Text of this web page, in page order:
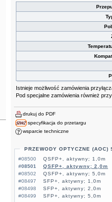
Istnieje możliwość zamówienia
Pod specjalne zamówienia również
drukuj do PDF
specyfikacja do przetargu
wsparcie techniczne
PRZEWODY OPTYCZNE (AOC)
#08500
QSFP+, aktywny; 1,0m
#08501
QSFP+, aktywny; 2,0m
#08502
QSFP+, aktywny; 5,0m
#08497
SFP+, aktywny; 1,0m
#08498
SFP+, aktywny; 2,0m
#08499
SFP+, aktywny; 5,0m